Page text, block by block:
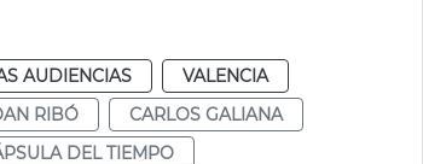
AUDIENCIAS
VALENCIA
RIBÓ
CARLOS GALIANA
DEL TIEMPO